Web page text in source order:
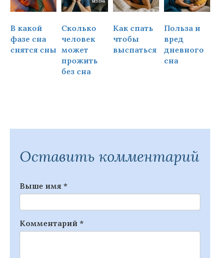
В какой
фазе сна
снятся сны
Сколько
человек
может
прожить
без сна
Как спать
чтобы
выспаться
Польза и
вред
дневного
сна
Оставить комментарий
Выше имя *
Комментарий *